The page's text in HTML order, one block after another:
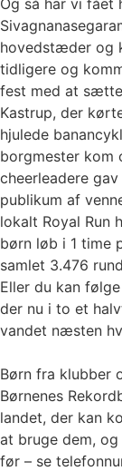
hovedstæder og
tidligere og
fest med at sætte
Kastrup, der
hjulede
borgmester kom
cheerleadere
publikum af
lokalt Royal Run
børn løb i 1 time
samlet 3.476
Eller du kan
der nu i to et
vandet næsten
Børn fra klubber
Børnenes
landet, der kan
at bruge dem,
før – se